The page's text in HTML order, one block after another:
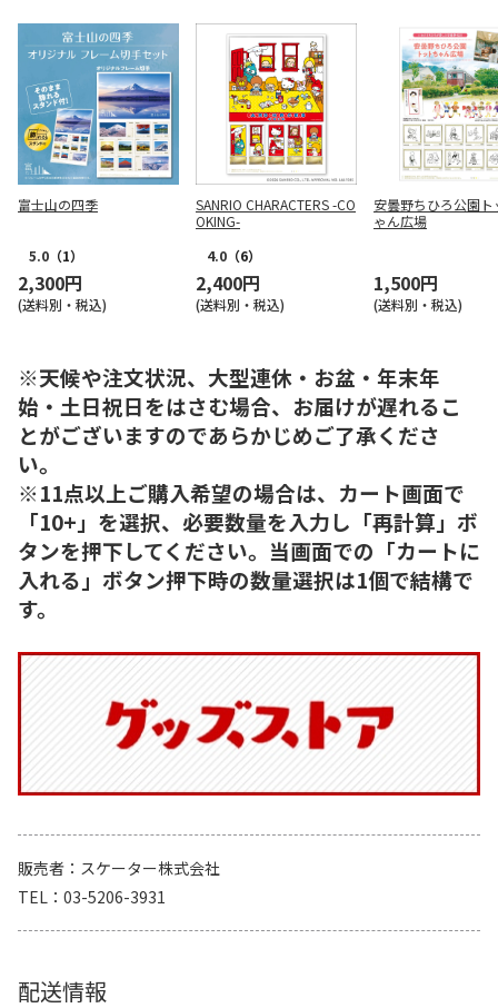
富士山の四季
5.0 （1）
2,300円
(送料別・税込)
SANRIO CHARACTERS -CO
OKING-
4.0 （6）
2,400円
(送料別・税込)
安曇野ちひろ公園ト
ゃん広場
1,500円
(送料別・税込)
※天候や注文状況、大型連休・お盆・年末年
始・土日祝日をはさむ場合、お届けが遅れるこ
とがございますのであらかじめご了承くださ
い。
※11点以上ご購入希望の場合は、カート画面で
「10+」を選択、必要数量を入力し「再計算」ボ
タンを押下してください。当画面での「カートに
入れる」ボタン押下時の数量選択は1個で結構で
す。
販売者
スケーター株式会社
TEL
03-5206-3931
配送情報